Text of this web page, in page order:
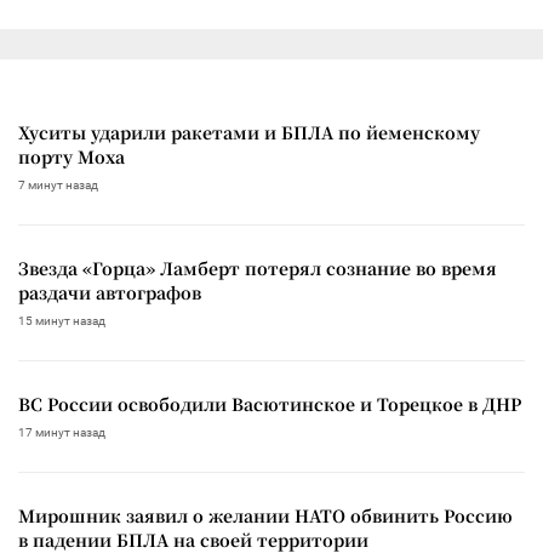
Хуситы ударили ракетами и БПЛА по йеменскому
порту Моха
7 минут назад
Звезда «Горца» Ламберт потерял сознание во время
раздачи автографов
15 минут назад
ВС России освободили Васютинское и Торецкое в ДНР
17 минут назад
Мирошник заявил о желании НАТО обвинить Россию
в падении БПЛА на своей территории